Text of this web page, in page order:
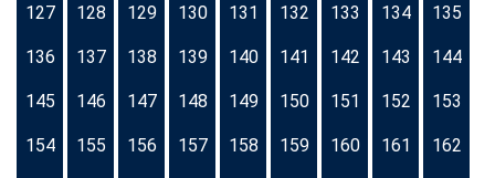
127 128 129 130 131 132 133 134 135
136 137 138 139 140 141 142 143 144
145 146 147 148 149 150 151 152 153
154 155 156 157 158 159 160 161 162